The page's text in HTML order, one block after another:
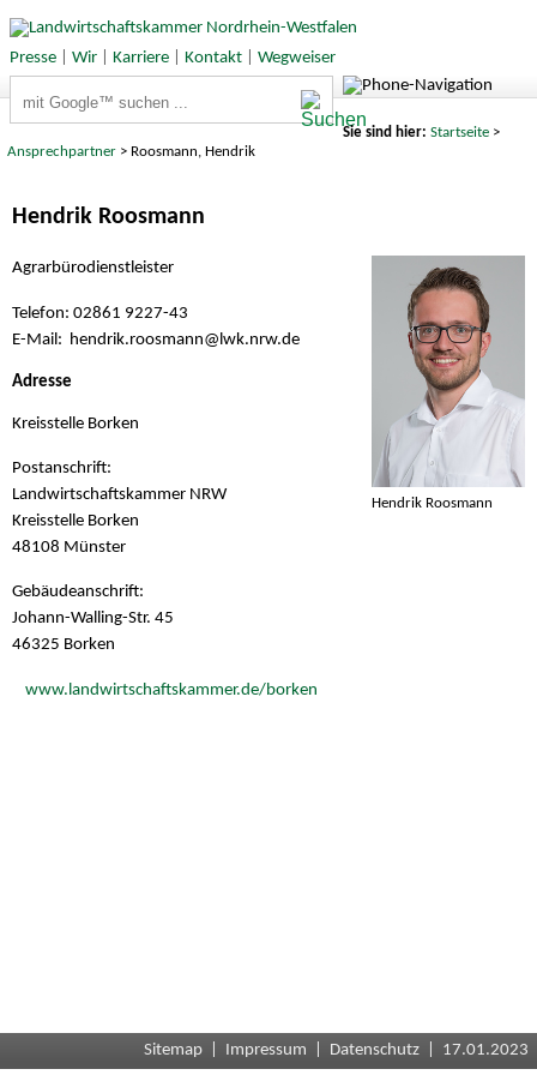
Presse| Wir| Karriere| Kontakt| Wegweiser
Sie sind hier: Startseite>
Ansprechpartner > Roosmann, Hendrik
Hendrik Roosmann
Hendrik Roosmann
Agrarbürodienstleister
Telefon: 02861 9227-43
E-Mail: hendrik.roosmann@ lwk.nrw.de
Adresse
Kreisstelle Borken
Postanschrift:
Landwirtschaftskammer NRW
Kreisstelle Borken
48108 Münster
Gebäudeanschrift:
Johann-Walling-Str. 45
46325 Borken
www.landwirtschaftskammer.de/borken
Sitemap Impressum Datenschutz | 17.01.2023